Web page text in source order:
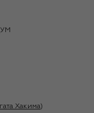
Хакима)